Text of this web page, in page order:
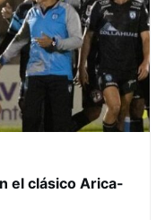
el clásico Arica-